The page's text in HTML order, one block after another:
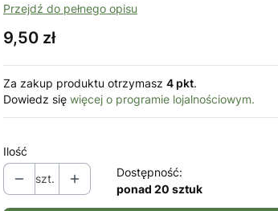
Przejdź do pełnego opisu
Cena
9,50 zł
Za zakup produktu otrzymasz 4 pkt.
Dowiedz się więcej o programie lojalnościowym.
Ilość
szt.
Dostępność:
ponad 20 sztuk